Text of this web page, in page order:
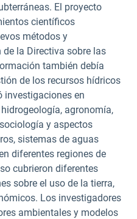
El proyecto
científicos
métodos y
la Directiva sobre las
también debía
de los recursos hídricos
investigaciones en
agronomía,
y aspectos
sistemas de aguas
diferentes regiones de
cubrieron diferentes
sobre el uso de la tierra,
Los investigadores
ambientales y modelos